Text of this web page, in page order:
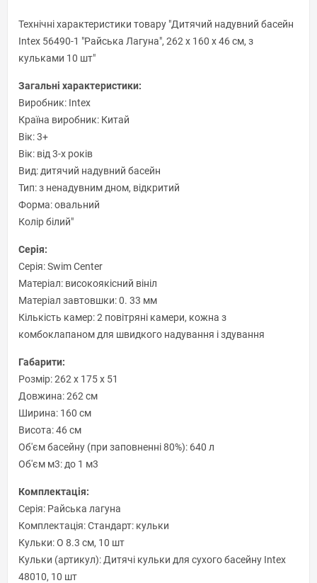
Технічні характеристики товару "Дитячий надувний басейн
Intex 56490-1 "Райська Лагуна", 262 х 160 х 46 см, з
кульками 10 шт"
Загальні характеристики:
Виробник: Intex
Країна виробник: Китай
Вік: 3+
Вік: від 3-х років
Вид: дитячий надувний басейн
Тип: з ненадувним дном, відкритий
Форма: овальний
Колір білий"
Серія:
Серія: Swim Center
Матеріал: високоякісний вініл
Матеріал завтовшки: 0. 33 мм
Кількість камер: 2 повітряні камери, кожна з
комбоклапаном для швидкого надування і здування
Габарити:
Розмір: 262 х 175 х 51
Довжина: 262 см
Ширина: 160 см
Висота: 46 см
Об'єм басейну (при заповненні 80%): 640 л
Об'єм м3: до 1 м3
Комплектація:
Серія: Райська лагуна
Комплектація: Стандарт: кульки
Кульки: O 8.3 см, 10 шт
Кульки (артикул): Дитячі кульки для сухого басейну Intex
48010, 10 шт